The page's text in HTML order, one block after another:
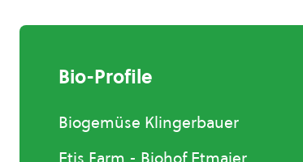
Bio-Profile
Biogemüse Klingerbauer